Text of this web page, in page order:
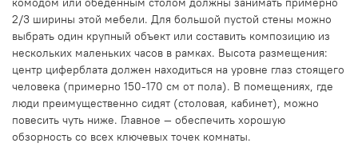
2/3 ширины этой мебели. Для большой пустой стены можно
выбрать один крупный объект или составить композицию из
нескольких маленьких часов в рамках. Высота размещения:
центр циферблата должен находиться на уровне глаз стоящего
человека (примерно 150-170 см от пола). В помещениях, где
люди преимущественно сидят (столовая, кабинет), можно
повесить чуть ниже. Главное — обеспечить хорошую
обзорность со всех ключевых точек комнаты.